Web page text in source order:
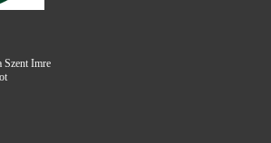
Szent Imre